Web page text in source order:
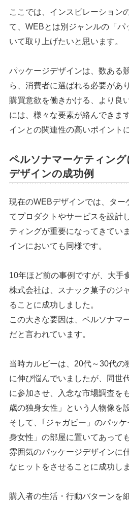
ここでは、インスピレーション
て、WEBとは別ジャンルの「パ
いて取り上げたいと思います。
パッケージデザインは、数ある
ら、消費者に選ばれる必要があ
購買意欲を働きかける、より良
には、様々な要素が絡んできま
インとの関連性の高いポイント
ペルソナマーケティン
デザインの成功例
現在のWEBデザインでは、ター
てプロダクトやサービスを設計
ティングが重要になってきてい
インにおいても同様です。
10年ほど前の事例ですが、大手
株式会社は、スナック菓子のジ
ることに成功しました。
この大きな要因は、ペルソナマ
だと言われています。
当時カルビーは、20代～30代の
に伸び悩んでいましたが、同世
に参加させ、入念な市場調査を
歳の独身女性」という人物像を
そして、｢ジャガビー」のパッ
身女性」の部屋に置いてあって
雰囲気のパッケージデザインに
なヒットをさせることに成功し
購入者の生活・行動パターンを